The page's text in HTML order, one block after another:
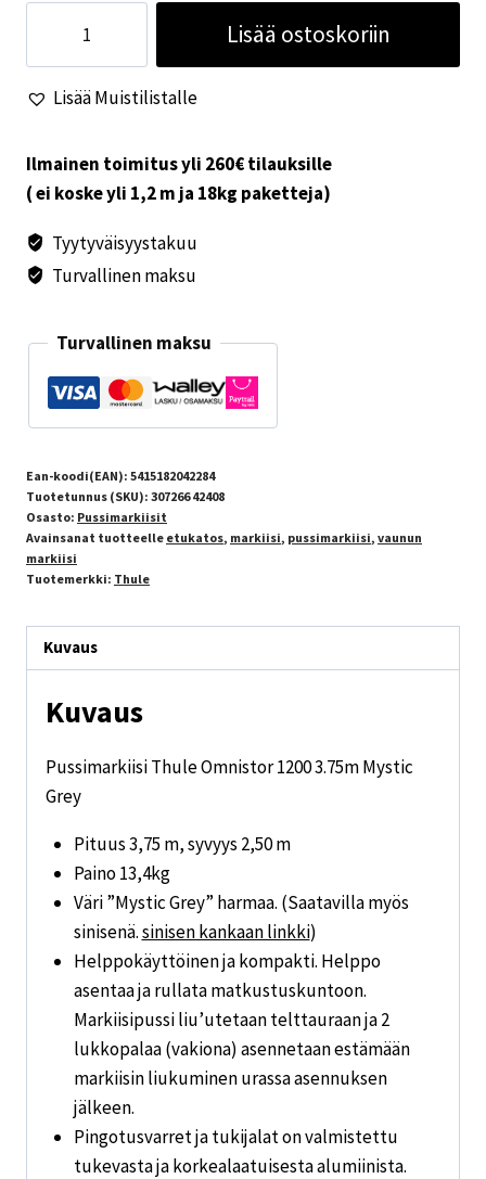
Omnistor
1200
Mystic
Grey
Lisää ostoskoriin
Lisää Muistilistalle
Ilmainen toimitus yli 260€ tilauksille
( ei koske yli 1,2 m ja 18kg paketteja)
Tyytyväisyystakuu
Turvallinen maksu
Turvallinen maksu
Ean-koodi(EAN): 5415182042284
Tuotetunnus (SKU): 307266 42408
Osasto: Pussimarkiisit
Avainsanat tuotteelle etukatos, markiisi, pussimarkiisi, vaunun
markiisi
Tuotemerkki: Thule
Kuvaus
Kuvaus
Pussimarkiisi Thule Omnistor 1200 3.75m Mystic
Grey
Pituus 3,75 m, syvyys 2,50 m
Paino 13,4kg
Väri ”Mystic Grey” harmaa. (Saatavilla myös
sinisenä.sinisen kankaan linkki)
Helppokäyttöinen ja kompakti. Helppo
asentaa ja rullata matkustuskuntoon.
Markiisipussi liu’utetaan telttauraan ja 2
lukkopalaa (vakiona) asennetaan estämään
markiisin liukuminen urassa asennuksen
jälkeen.
Pingotusvarret ja tukijalat on valmistettu
tukevasta ja korkealaatuisesta alumiinista.